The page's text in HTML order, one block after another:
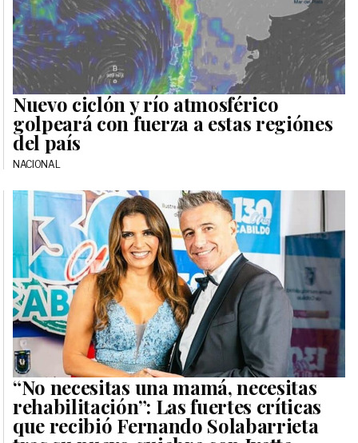
Nuevo ciclón y río atmosférico
golpeará con fuerza a estas regiónes
del país
NACIONAL
“No necesitas una mamá, necesitas
rehabilitación”: Las fuertes críticas
que recibió Fernando Solabarrieta